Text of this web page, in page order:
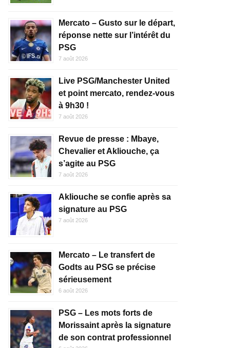
Mercato – Gusto sur le départ,
réponse nette sur l’intérêt du
PSG
7 août 2026
Live PSG/Manchester United
et point mercato, rendez-vous
à 9h30 !
7 août 2026
Revue de presse : Mbaye,
Chevalier et Akliouche, ça
s’agite au PSG
7 août 2026
Akliouche se confie après sa
signature au PSG
7 août 2026
Mercato – Le transfert de
Godts au PSG se précise
sérieusement
6 août 2026
PSG – Les mots forts de
Morissaint après la signature
de son contrat professionnel